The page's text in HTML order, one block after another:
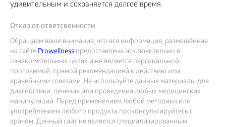
удивительным и сохраняется долгое время.
Отказ от ответсвенности
Обращаем ваше внимание, что вся информация, размещённая
на сайтеProwellness предоставлена исключительно в
ознакомительных целях и не является персональной
программой, прямой рекомендацией к действию или
врачебными советами. Не используйте данные материалы для
диагностики, лечения или проведения любых медицинских
манипуляций. Перед применением любой методики или
употреблением любого продукта проконсультируйтесь с
врачом. Данный сайт не является специализированным